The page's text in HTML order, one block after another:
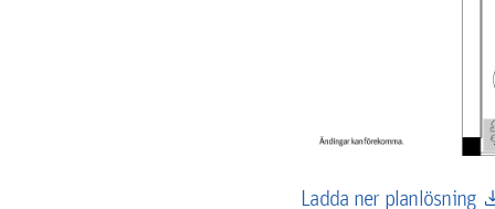
Ladda ner planlösning